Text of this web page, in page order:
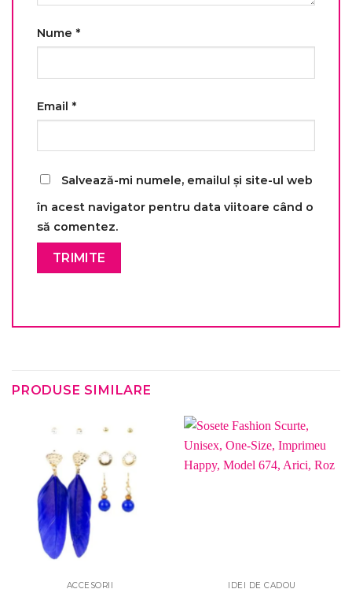
Nume *
Email *
Salvează-mi numele, emailul și site-ul web
în acest navigator pentru data viitoare când o
să comentez.
PRODUSE SIMILARE
ACCESORII IDEI DE CADOU